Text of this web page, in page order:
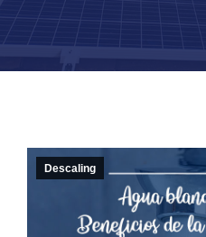
Descaling